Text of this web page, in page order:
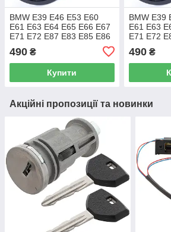
BMW E39 E46 E53 E60
E61 E63 E64 E65 E66 E67
E71 E72 E87 E83 E85 E86
E87 PDC датчик заднього
ходу
490 ₴
Купити
BMW E39
E61 E63
E71 E72
E87 PDC
ходу
490₴
Акційні пропозиції та новинки